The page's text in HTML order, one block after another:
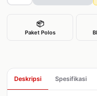
📦
Paket Polos
Deskripsi Spesifikasi